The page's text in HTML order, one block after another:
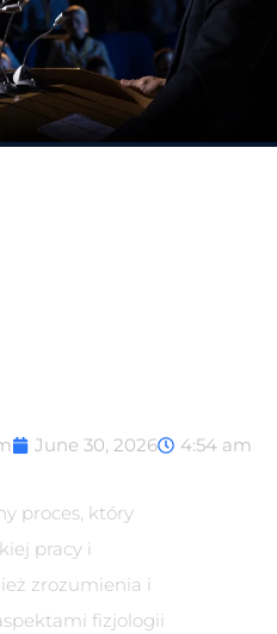
June 30, 2026 4:54 am
proces, który
pracy i
zrozumienia i
fizjologii